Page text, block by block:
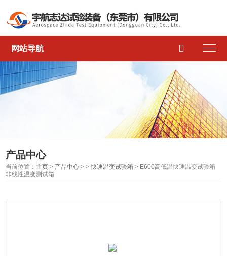
网站导航 
产品中心
当前位置： 主页 > 产品中心 > >快速温变试验箱 > E600高低温快速温变试验箱
非线性温变测试箱